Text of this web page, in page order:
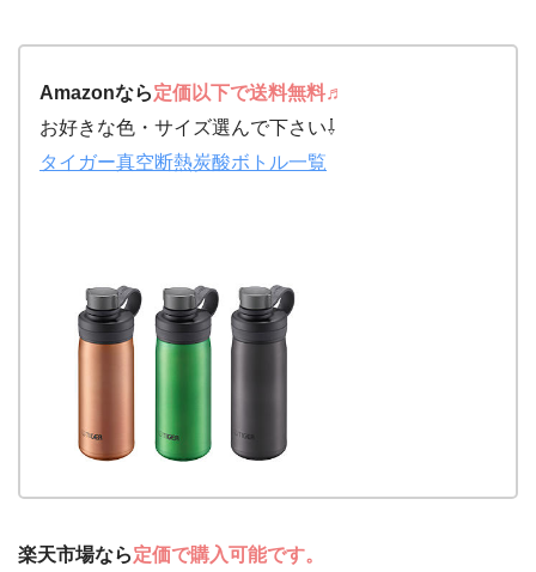
Amazonなら定価以下で送料無料♬
お好きな色・サイズ選んで下さい⇩
タイガー真空断熱炭酸ボトル一覧
楽天市場なら定価で購入可能です。